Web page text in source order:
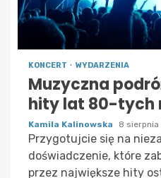
KONCERT WYDARZENIA
Muzyczna
hity lat 80-tych
Kamila Kalinowska 8 sierpnia
Przygotujcie się na
doświadczenie, które
przez największe hity